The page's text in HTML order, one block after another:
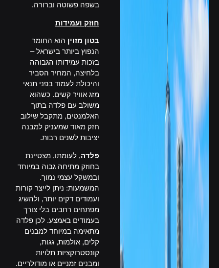
בשפה פשוטה וברורה.
חוזק ועמידות
בטון מזוין הוא החומר
הנפוץ ביותר בישראל –
בזכות עמידותו הגבוהה
בלחיצה, המחיר הסביר
והיכולת לעמוד בפני תנאי
מזג אוויר קשים. כשהוא
משולב עם פלדה בתוך
האלמנטים, מתקבל שילוב
חזק מאוד שמעניק למבנה
יציבות לשנים רבות.
פלדה, לעומתו, מצטיינת
בחוזק מתיחה גבוה במיוחד
ובמשקל עצמי נמוך.
המשמעות: ניתן לייצר קורות
ועמודים דקים יותר, ולהשיג
מפתחים רחבים בלי צורך
בעמודים באמצע. לכן פלדה
מתאימה במיוחד למבנים
קלים, אולמות, גגות,
קונסטרוקציות תלויות
ומבנים זמניים או מודולריים.